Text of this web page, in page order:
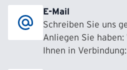
E-Mail
Schreiben Sie uns
Anliegen Sie
Ihnen in Verbindung: